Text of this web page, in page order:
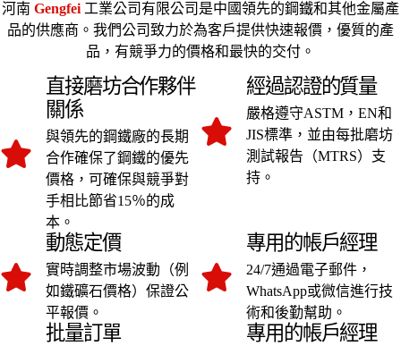
河南 Gengfei 工業公司有限公司是中國領先的鋼鐵和其他金屬產
品的供應商。我們公司致力於為客戶提供快速報價，優質的產
品，有競爭力的價格和最快的交付。
直接磨坊合作夥伴
關係
與領先的鋼鐵廠的長期
合作確保了鋼鐵的優先
價格，可確保與競爭對
手相比節省15％的成
本。
經過認證的質量
嚴格遵守ASTM，EN和
JIS標準，並由每批磨坊
測試報告（MTRS）支
持。
動態定價
實時調整市場波動（例
如鐵礦石價格）保證公
平報價。
專用的帳戶經理
24/7通過電子郵件，
WhatsApp或微信進行技
術和後勤幫助。
批量訂單 專用的帳戶經理